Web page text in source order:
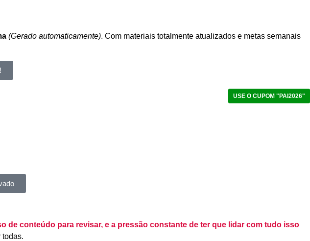
(Gerado automaticamente). Com materiais totalmente atualizados e metas semanais
USE O CUPOM "PAI2026"
de conteúdo para revisar, e a pressão constante de ter que lidar com tudo isso
todas.